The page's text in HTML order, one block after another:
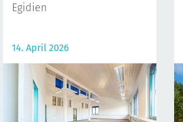
Egidien
14. April 2026